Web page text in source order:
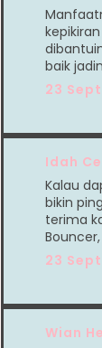
baik
23
Idah
Kalau
bikin
terima
23
Wian